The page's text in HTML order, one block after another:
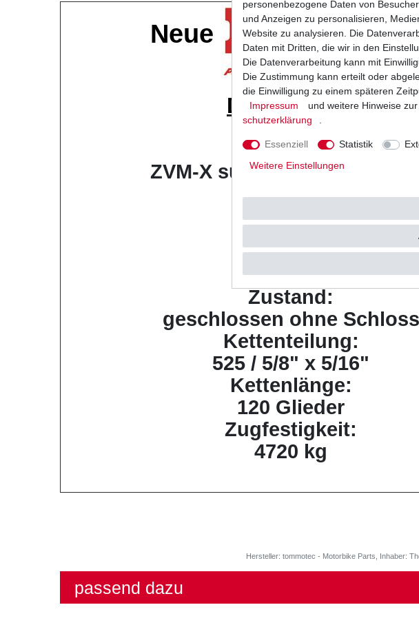
Neue
D.I.D X-Ring
Musterbild
Kettentyp:
ZVM-X super verstärkt X-
Farbe:
gold
Zustand:
geschlossen ohne Schloss
Kettenteilung:
525 / 5/8" x 5/16"
Kettenlänge:
120 Glieder
Zugfestigkeit:
4720 kg
Hersteller: tommotec - Motorbike Parts, Inhaber:
passend dazu
personenbezogene Daten von
und Anzeigen zu personalisieren,
Website zu analysieren. Die
Daten mit Dritten, die wir in den
Die Datenverarbeitung kann mit
Die Zustimmung kann erteilt oder
die Einwilligung zu einem späteren
Impressum
und weitere Hinweise
schutz­erklärung
Essenziell Statistik
Weitere Einstellungen